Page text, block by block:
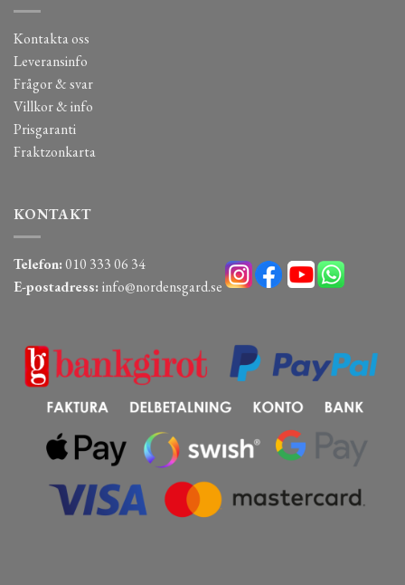
Kontakta oss
Leveransinfo
Frågor & svar
Villkor & info
Prisgaranti
Fraktzonkarta
KONTAKT
Telefon:010 333 06 34
E-postadress: info@nordensgard.se